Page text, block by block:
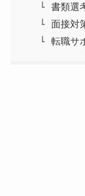
書類選
面接対
転職サ